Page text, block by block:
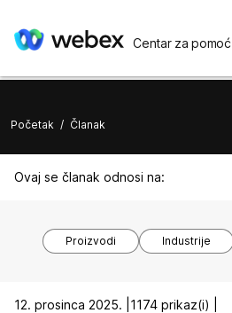
Centar za pomoć
Početak / Članak
Ovaj se članak odnosi na:
Proizvodi Industrije
12. prosinca 2025. | 1174 prikaz(i) |